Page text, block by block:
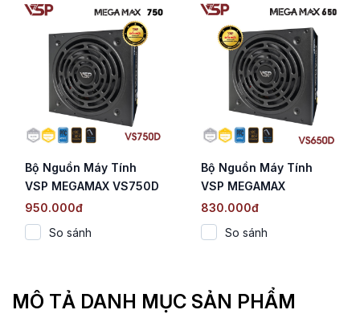
Bộ Nguồn Máy Tính
VSP MEGAMAX VS750D
(750W / Cybenetics
Silver / Active PFC / DC
to DC)
950.000đ
So sánh
Bộ Nguồn Máy Tính
VSP MEGAMAX
VS650D (650W /
Cybenetics Silver /
Active PFC / DC to DC)
830.000đ
So sánh
MÔ TẢ DANH MỤC SẢN PHẨM